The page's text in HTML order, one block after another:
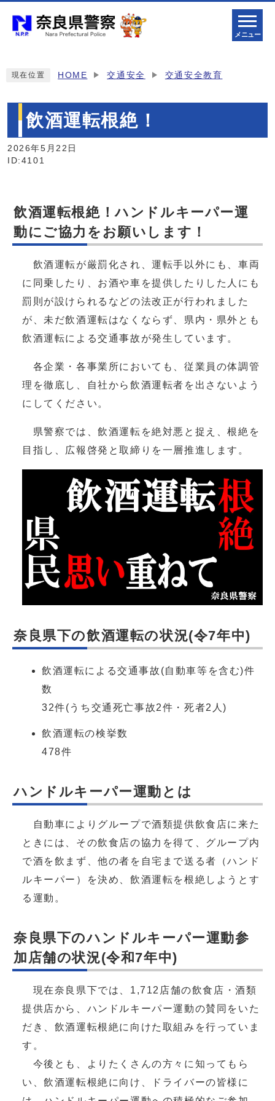
メニュー
現在位置 HOME 交通安全 交通安全教育
飲酒運転根絶！
2026年5月22日
ID:4101
飲酒運転根絶！ハンドルキーパー運
動にご協力をお願いします！
飲酒運転が厳罰化され、運転手以外にも、車両
に同乗したり、お酒や車を提供したりした人にも
罰則が設けられるなどの法改正が行われました
が、未だ飲酒運転はなくならず、県内・県外とも
飲酒運転による交通事故が発生しています。
各企業・各事業所においても、従業員の体調管
理を徹底し、自社から飲酒運転者を出さないよう
にしてください。
県警察では、飲酒運転を絶対悪と捉え、根絶を
目指し、広報啓発と取締りを一層推進します。
奈良県下の飲酒運転の状況(令7年中)
飲酒運転による交通事故(自動車等を含む)件
数
32件(うち交通死亡事故2件・死者2人)
飲酒運転の検挙数
478件
ハンドルキーパー運動とは
自動車によりグループで酒類提供飲食店に来た
ときには、その飲食店の協力を得て、グループ内
で酒を飲まず、他の者を自宅まで送る者（ハンド
ルキーパー）を決め、飲酒運転を根絶しようとす
る運動。
奈良県下のハンドルキーパー運動参
加店舗の状況(令和7年中)
現在奈良県下では、1,712店舗の飲食店・酒類
提供店から、ハンドルキーパー運動の賛同をいた
だき、飲酒運転根絶に向けた取組みを行っていま
す。
今後とも、よりたくさんの方々に知ってもら
い、飲酒運転根絶に向け、ドライバーの皆様に